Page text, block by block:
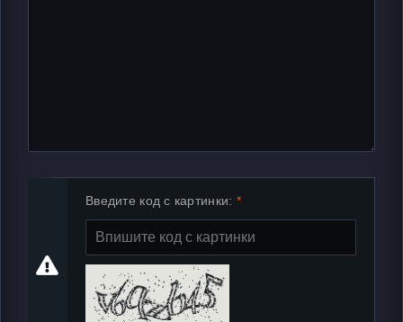
Введите код с картинки: